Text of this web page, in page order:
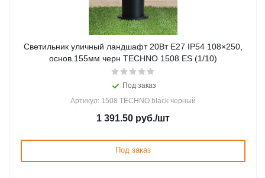
Светильник уличный ландшафт 20Вт Е27 IP54 108×250,
основ.155мм черн TECHNO 1508 ES (1/10)
Под заказ
Артикул: 1508 TECHNO black черный
1 391.50 руб./шт
Под заказ